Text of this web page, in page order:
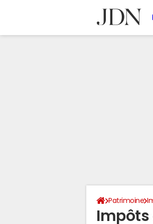
Patrimoine
Impôts